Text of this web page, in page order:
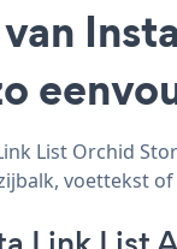
List Orchid
voettekst